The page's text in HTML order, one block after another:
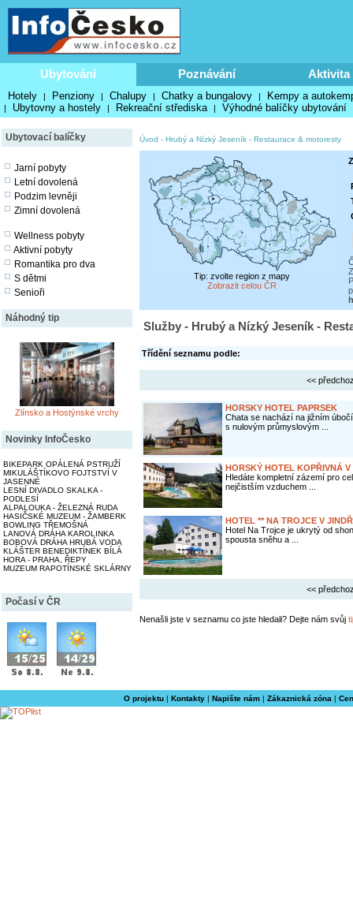
Ubytování Poznávání Aktivita
Hotely | Penziony | Chalupy | Chatky a bungalovy | Kempy a
| Ubytovny a hostely | Rekreační střediska | Výhodné balíčky ubytování
Ubytovací balíčky
Jarní pobyty
Letní dovolená
Podzim levněji
Zimní dovolená
Wellness pobyty
Aktivní pobyty
Romantika pro dva
S dětmi
Senioři
Náhodný tip
Zlínsko a Hostýnské vrchy
Novinky InfoČesko
BIKEPARK OPÁLENÁ PSTRUŽÍ
MIKULÁŠTÍKOVO FOJTSTVÍ V
JASENNÉ
LESNÍ DIVADLO SKALKA -
PODLESÍ
ALPALOUKA - ŽELEZNÁ RUDA
HASIČSKÉ MUZEUM - ŽAMBERK
BOWLING TŘEMOŠNÁ
LANOVÁ DRÁHA KAROLINKA
BOBOVÁ DRÁHA HRUBÁ VODA
KLÁŠTER BENEDIKTÍNEK BÍLÁ
HORA - PRAHA, ŘEPY
MUZEUM RAPOTÍNSKÉ SKLÁRNY
Počasí v ČR
Úvod - Hrubý a Nízký Jeseník - Restaurace & motoresty
Tip: zvolte region z mapy
Zobrazit celou ČR
Služby - Hrubý a Nízký Jeseník -
Třídění seznamu podle:
<<
HORSKY HOTEL PAPRSEK
Chata se nachází na jižním
s nulovým průmyslovým ...
HORSKÝ HOTEL KOPŘIVNÁ
Hledáte kompletní zázemí pro
nejčistším vzduchem ...
HOTEL ** NA TROJCE V
Hotel Na Trojce je ukrytý od
spousta sněhu a ...
<<
Nenašli jste v seznamu co jste hledali? Dejte nám svůj
O projektu| Kontakty| Napište nám| Zákaznická zóna |